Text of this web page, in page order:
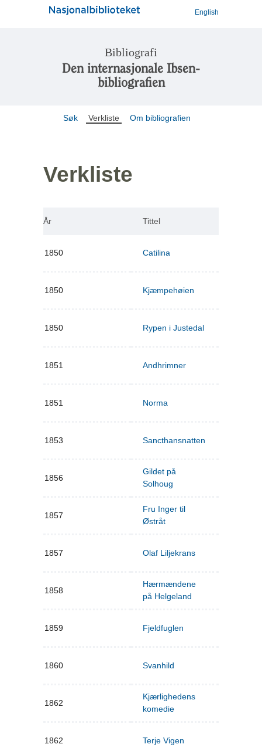
English
Bibliografi
Den internasjonale Ibsen-
bibliografien
Søk Verkliste Om bibliografien
Verkliste
År Tittel
1850 Catilina
1850 Kjæmpehøien
1850 Rypen i Justedal
1851 Andhrimner
1851 Norma
1853 Sancthansnatten
1856
Gildet på
Solhoug
1857
Fru Inger til
Østråt
1857 Olaf Liljekrans
1858
Hærmændene
på Helgeland
1859 Fjeldfuglen
1860 Svanhild
1862
Kjærlighedens
komedie
1862 Terje Vigen